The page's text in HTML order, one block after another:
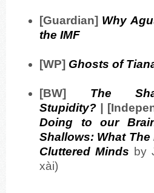
[Guardian] Why
the IMF
[WP] Ghosts of
[BW] The
Stupidity? |
Doing to our
Shallows: What
Cluttered Minds by
xài)